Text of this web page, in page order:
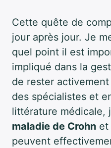
Cette quête de
jour après jour. Je
quel point il est
impliqué dans la
de rester
des spécialistes et
littérature médicale,
maladie de Crohn et
peuvent